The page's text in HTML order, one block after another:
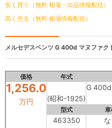
安く買う（無料 相場・出品情報配信）
高く売る（無料 相場情報配信）
メルセデスベンツ G 400d マヌファク
価格 年式
1,256.0
万円 (昭和-1925)
G 400d
型式
463350